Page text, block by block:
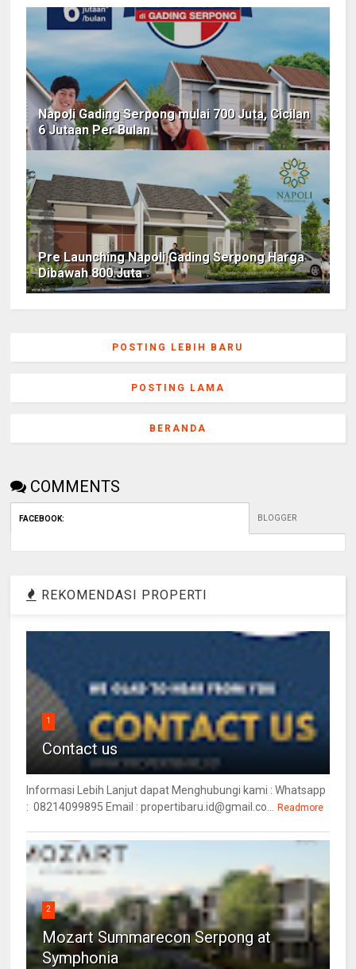
Napoli Gading Serpong mulai 700 Juta, Cicilan
6 Jutaan Per Bulan
Pre Launching Napoli Gading Serpong Harga
Dibawah 800 Juta
POSTING LEBIH BARU
POSTING LAMA
BERANDA
COMMENTS
FACEBOOK: BLOGGER
REKOMENDASI PROPERTI
1
Contact us
Informasi Lebih Lanjut dapat Menghubungi kami : Whatsapp
: 08214099895 Email : propertibaru.id@gmail.co...
Readmore
2
Mozart Summarecon Serpong at
Symphonia